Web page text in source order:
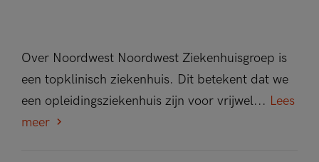
Over Noordwest Noordwest Ziekenhuisgroep is
een topklinisch ziekenhuis. Dit betekent dat we
een opleidingsziekenhuis zijn voor vrijwel... Lees
meer